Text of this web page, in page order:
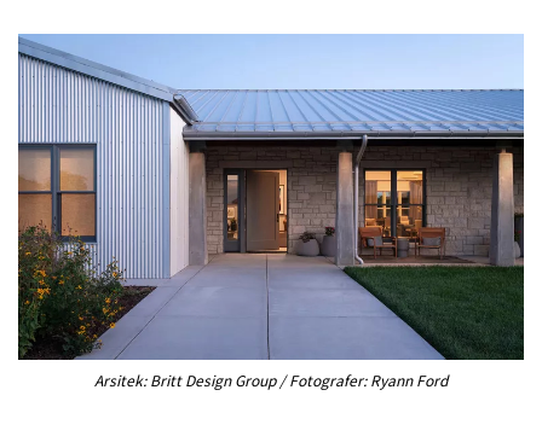
Arsitek: Britt Design Group / Fotografer: Ryann Ford